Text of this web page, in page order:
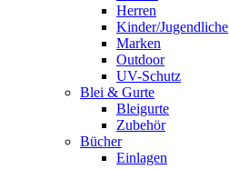
Herren
Kinder/Jugendliche
Marken
Outdoor
UV-Schutz
Blei & Gurte
Bleigurte
Zubehör
Bücher
Einlagen